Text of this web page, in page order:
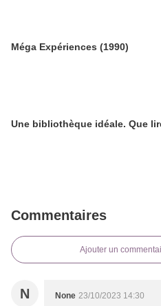
Méga Expériences (1990)
Une bibliothèque idéale. Que
Commentaires
Ajouter un
N None 23/10/2023 14:30